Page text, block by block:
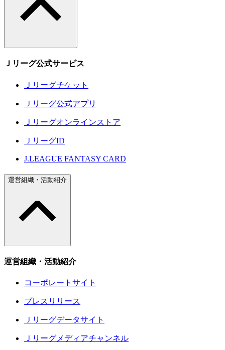
Ｊリーグ公式サービス
Ｊリーグチケット
Ｊリーグ公式アプリ
Ｊリーグオンラインストア
ＪリーグID
J.LEAGUE FANTASY CARD
運営組織・活動紹介
運営組織・活動紹介
コーポレートサイト
プレスリリース
Ｊリーグデータサイト
Ｊリーグメディアチャンネル